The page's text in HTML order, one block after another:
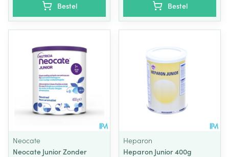
Bestel Bestel
Neocate
Neocate Junior Zonder
Heparon
Heparon Junior 400g